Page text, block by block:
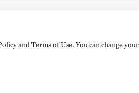
China. 100040
and Terms of Use. You can change your